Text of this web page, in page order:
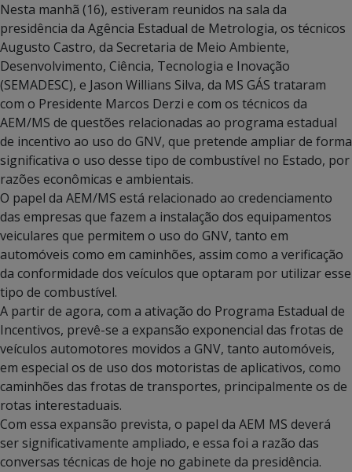
Nesta manhã (16), estiveram reunidos na sala da
presidência da Agência Estadual de Metrologia, os técnicos
Augusto Castro, da Secretaria de Meio Ambiente,
Desenvolvimento, Ciência, Tecnologia e Inovação
(SEMADESC), e Jason Willians Silva, da MS GÁS trataram
com o Presidente Marcos Derzi e com os técnicos da
AEM/MS de questões relacionadas ao programa estadual
de incentivo ao uso do GNV, que pretende ampliar de forma
significativa o uso desse tipo de combustível no Estado, por
razões econômicas e ambientais.
O papel da AEM/MS está relacionado ao credenciamento
das empresas que fazem a instalação dos equipamentos
veiculares que permitem o uso do GNV, tanto em
automóveis como em caminhões, assim como a verificação
da conformidade dos veículos que optaram por utilizar esse
tipo de combustível.
A partir de agora, com a ativação do Programa Estadual de
Incentivos, prevê-se a expansão exponencial das frotas de
veículos automotores movidos a GNV, tanto automóveis,
em especial os de uso dos motoristas de aplicativos, como
caminhões das frotas de transportes, principalmente os de
rotas interestaduais.
Com essa expansão prevista, o papel da AEM MS deverá
ser significativamente ampliado, e essa foi a razão das
conversas técnicas de hoje no gabinete da presidência.